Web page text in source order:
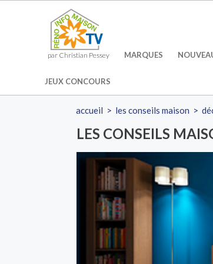
par Christian Pessey MARQUES
JEUX CONCOURS
accueil > les conseils maison >
LES CONSEILS